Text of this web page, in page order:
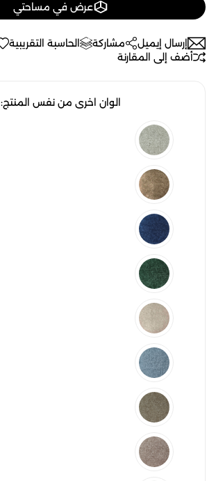
عرض في مساحتي
إرسال إيميل مشاركة الحاسبة التقريبية
أضف إلى المقارنة
الوان اخرى من نفس المنتج: